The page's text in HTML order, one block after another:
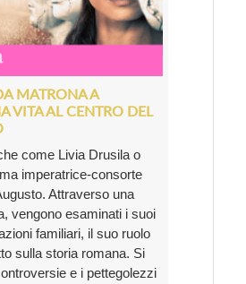
MATRONA A
VITA AL CENTRO DEL
come Livia Drusila o
imperatrice-consorte
Attraverso una
vengono esaminati i suoi
familiari, il suo ruolo
sulla storia romana. Si
e i pettegolezzi